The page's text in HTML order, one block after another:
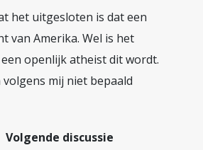
het uitgesloten is dat een
van Amerika. Wel is het
openlijk atheist dit wordt.
mij niet bepaald
Volgende discussie